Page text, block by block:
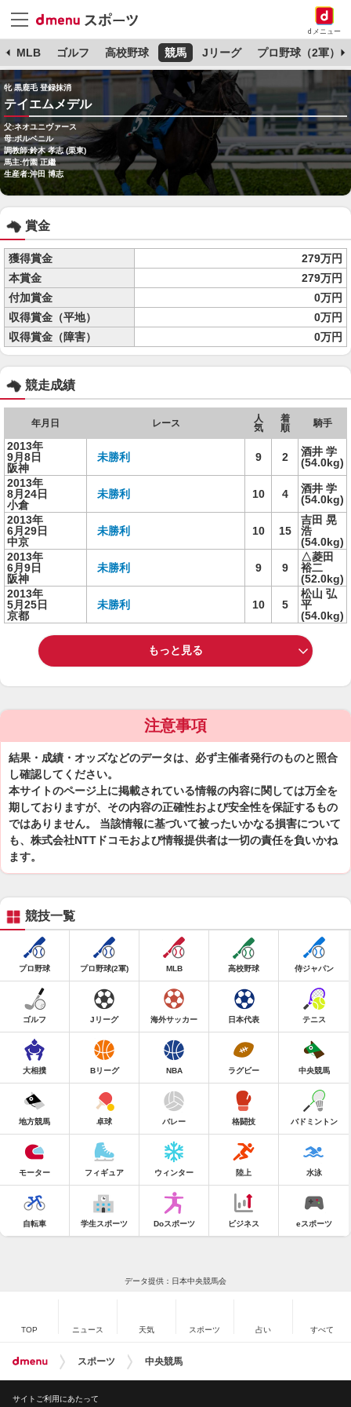
dメニュー
MLB ゴルフ 高校野球 競馬 Jリーグ プロ野球（2軍）
牝 黒鹿毛 登録抹消
テイエムメデル
父:ネオユニヴァース
母:ポルベニル
調教師:鈴木 孝志 (栗東)
馬主:竹園 正繼
生産者:沖田 博志
賞金
獲得賞金
279万円
本賞金
279万円
付加賞金
0万円
収得賞金（平地）
0万円
収得賞金（障害）
0万円
競走成績
年月日 レース
人
気
着
順
騎手
2013年
9月8日
阪神
未勝利 9 2
酒井 学
(54.0kg)
2013年
8月24日
小倉
未勝利 10 4
酒井 学
(54.0kg)
2013年
6月29日
中京
未勝利 10 15
吉田 晃
浩
(54.0kg)
2013年
6月9日
阪神
未勝利 9 9
△菱田
裕二
(52.0kg)
2013年
5月25日
京都
未勝利 10 5
松山 弘
平
(54.0kg)
もっと見る
注意事項
結果・成績・オッズなどのデータは、必ず主催者発行のものと照合
し確認してください。
本サイトのページ上に掲載されている情報の内容に関しては万全を
期しておりますが、その内容の正確性および安全性を保証するもの
ではありません。 当該情報に基づいて被ったいかなる損害について
も、株式会社NTTドコモおよび情報提供者は一切の責任を負いかね
ます。
競技一覧
プロ野球 プロ野球(2軍) MLB 高校野球 侍ジャパン
ゴルフ Jリーグ 海外サッカー 日本代表 テニス
大相撲 Bリーグ NBA ラグビー 中央競馬
地方競馬 卓球 バレー 格闘技 バドミントン
モーター フィギュア ウィンター 陸上 水泳
自転車 学生スポーツ Doスポーツ ビジネス eスポーツ
データ提供：日本中央競馬会
TOP ニュース 天気 スポーツ 占い すべて
スポーツ 中央競馬
サイトご利用にあたって